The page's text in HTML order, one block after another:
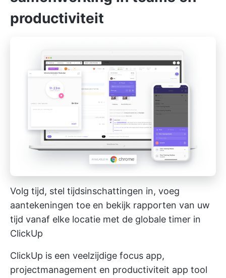
productiviteit
Volg tijd, stel tijdsinschattingen in, voeg
aantekeningen toe en bekijk rapporten van uw
tijd vanaf elke locatie met de globale timer in
ClickUp
ClickUp is een veelzijdige focus app,
projectmanagement en productiviteit app tool